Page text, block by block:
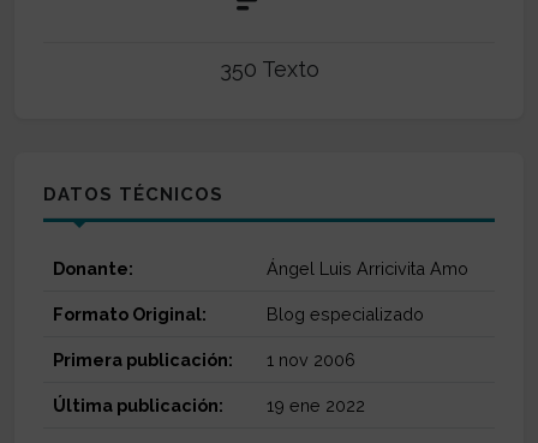
350 Texto
DATOS TÉCNICOS
Donante: Ángel Luis Arricivita Amo
Formato Original: Blog especializado
Primera publicación: 1 nov 2006
Última publicación: 19 ene 2022